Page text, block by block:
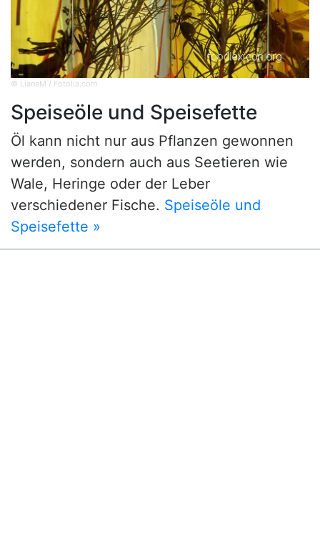
© LianeM / Fotolia.com
Speiseöle und Speisefette
Öl kann nicht nur aus Pflanzen gewonnen
werden, sondern auch aus Seetieren wie
Wale, Heringe oder der Leber
verschiedener Fische. Speiseöle und
Speisefette »